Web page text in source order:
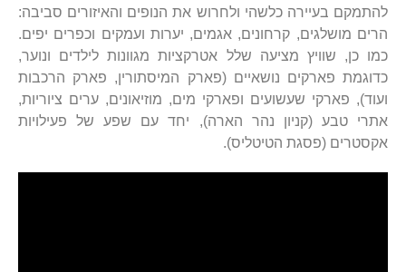
להתמקם בעיירה כלשהי ולחרוש את הנופים והאיזורים סביבה:
הרים מושלגים, קרחונים, אגמים, יערות ועמקים וכפרים יפים.
כמו כן, שוויץ מציעה שלל אטרקציות מגוונות לילדים ונוער,
כדוגמת פארקים נושאיים (פארק המיסתורין, פארק הרכבות
ועוד), פארקי שעשועים ופארקי מים, מוזיאונים, ערים ציוריות,
אתרי טבע (קניון נהר הארה), יחד עם שפע של פעילויות
אקסטרים (פסגת הטיטליס).